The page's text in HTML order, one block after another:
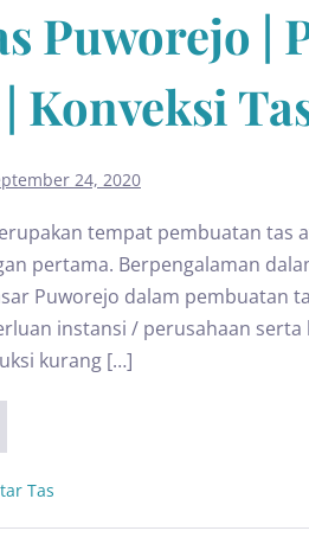
Puworejo |
Konveksi
24, 2020
tempat pembuatan tas
pertama. Berpengalaman
Puworejo dalam pembuatan
instansi / perusahaan
kurang […]
Tas